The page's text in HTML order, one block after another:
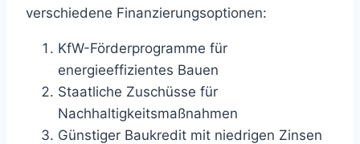
verschiedene Finanzierungsoptionen:
KfW-Förderprogramme für
energieeffizientes Bauen
Staatliche Zuschüsse für
Nachhaltigkeitsmaßnahmen
Günstiger Baukredit mit niedrigen Zinsen